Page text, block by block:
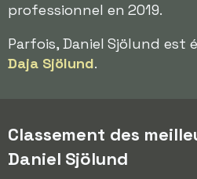
professionnel en 2019.
Parfois, Daniel Sjölund est
Daja Sjölund.
Classement des
Daniel Sjölund